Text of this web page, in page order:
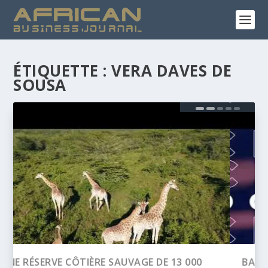
ÉTIQUETTE :VERA DAVES DE
SOUSA
BANQUE AFRICAINE DE DÉVELOPPEMENT